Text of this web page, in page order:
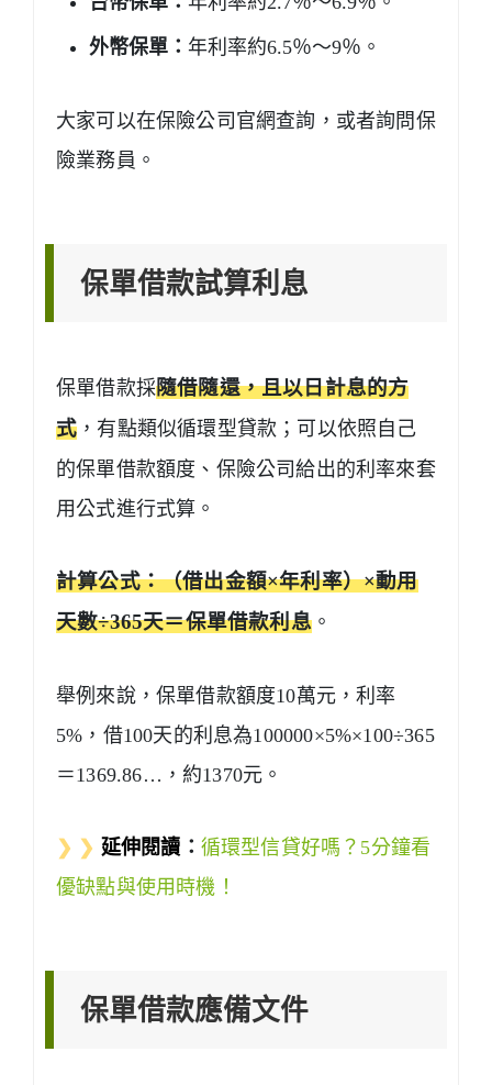
外幣保單： 年利率約6.5％～9％。
大家可以在保險公司官網查詢，或者詢問保
險業務員。
保單借款試算利息
保單借款採隨借隨還，且以日計息的方
式 ，有點類似循環型貸款；可以依照自己
的保單借款額度、保險公司給出的利率來套
用公式進行式算。
計算公式：（借出金額×年利率）×動用
天數÷365天＝保單借款利息。
舉例來說，保單借款額度10萬元，利率
5%，借100天的利息為100000×5%×100÷365
＝1369.86…，約1370元。
❯ ❯ 延伸閱讀 ： 循環型信貸好嗎？5分鐘看
優缺點與使用時機！
保單借款應備文件